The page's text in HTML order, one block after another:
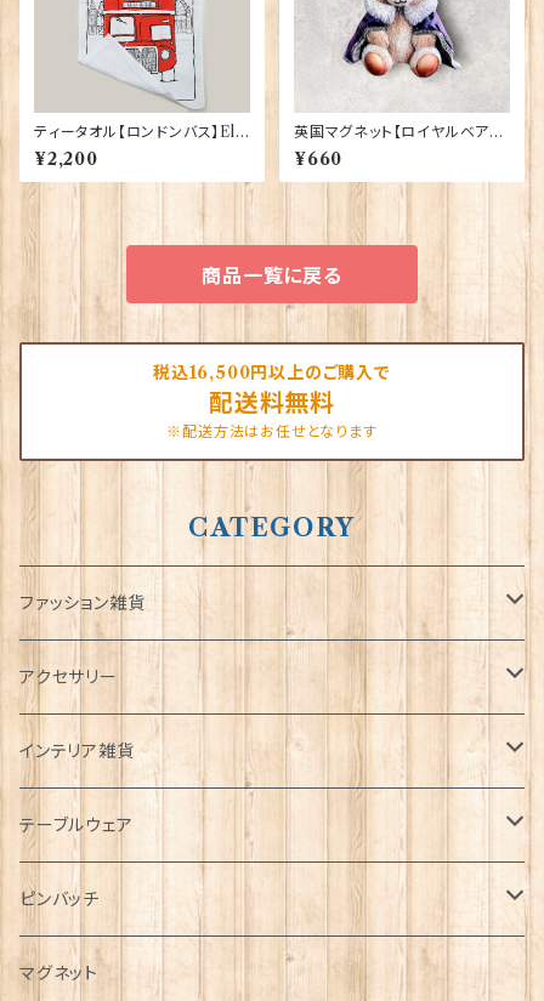
ティータオル【ロンドンバス】Elg
ate Products 50001-S（702
71）
¥2,200
英国マグネット【ロイヤルベア】E
lgate Products 90030（799
13）
¥660
商品一覧に戻る
税込16,500円以上のご購入で
配送料無料
※配送方法はお任せとなります
CATEGORY
ファッション雑貨
タータンネクタイ
帽子
キャップ
ハンチング帽
キャスケット
Tシャツ
マフラー
タータン【Bronte by Moon】
サッシュ
アクセサリー
ORTAK
ブローチ
ペンダント
チャーム
インテリア雑貨
インテリア置物
ラブスプーン
ラブスプーン【SION LLEWELLYN】
ファブリック
テーブルウェア
ティータオル
ペーパーナプキン
ピンバッチ
ジェネラルデザイン
マグネット